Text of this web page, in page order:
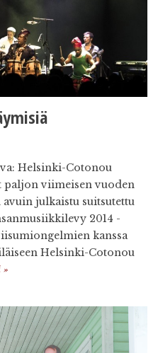
Helsinki-Cotonou
paljon viimeisen vuoden
julkaistu suitsutettu
2014 -
kanssa
Helsinki-Cotonou
»